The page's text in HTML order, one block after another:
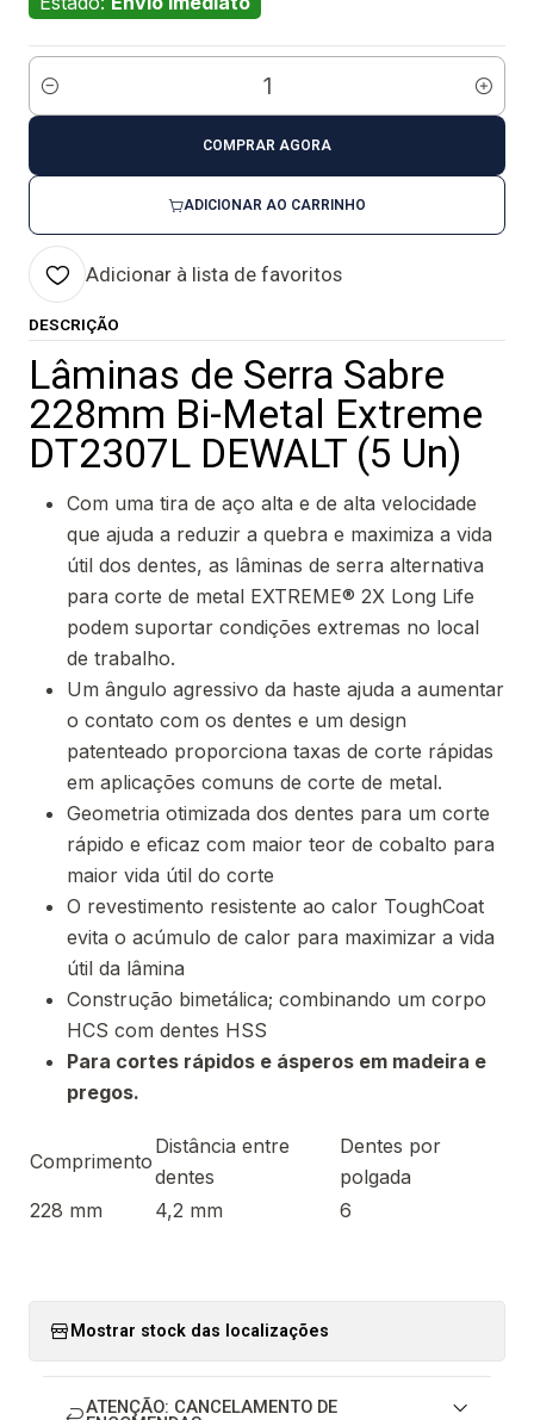
Quantidade
ADICIONAR AO CARRINHO
COMPRAR AGORA
Adicionar à lista de favoritos
DESCRIÇÃO
Lâminas de Serra Sabre
228mm Bi-Metal Extreme
DT2307L DEWALT (5 Un)
Com uma tira de aço alta e de alta velocidade
que ajuda a reduzir a quebra e maximiza a vida
útil dos dentes, as lâminas de serra alternativa
para corte de metal EXTREME® 2X Long Life
podem suportar condições extremas no local
de trabalho.
Um ângulo agressivo da haste ajuda a aumentar
o contato com os dentes e um design
patenteado proporciona taxas de corte rápidas
em aplicações comuns de corte de metal.
Geometria otimizada dos dentes para um corte
rápido e eficaz com maior teor de cobalto para
maior vida útil do corte
O revestimento resistente ao calor ToughCoat
evita o acúmulo de calor para maximizar a vida
útil da lâmina
Construção bimetálica; combinando um corpo
HCS com dentes HSS
Para cortes rápidos e ásperos em madeira e
pregos.
Comprimento
Distância entre
dentes
Dentes por
polgada
228 mm
4,2 mm 6
Mostrar stock das localizações
ATENÇÃO: CANCELAMENTO DE